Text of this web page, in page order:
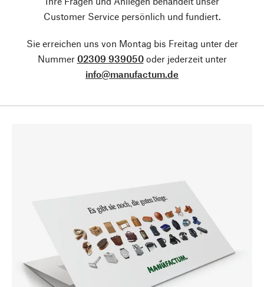
Customer Service persönlich und fundiert.
Sie erreichen uns von Montag bis Freitag unter der
Nummer 02309 939050oder jederzeit unter
info@manufactum.de